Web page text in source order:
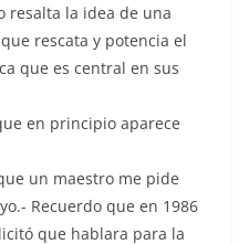
resalta la idea de una
rescata y potencia el
que es central en sus
en principio aparece
un maestro me pide
Recuerdo que en 1986
que hablara para la